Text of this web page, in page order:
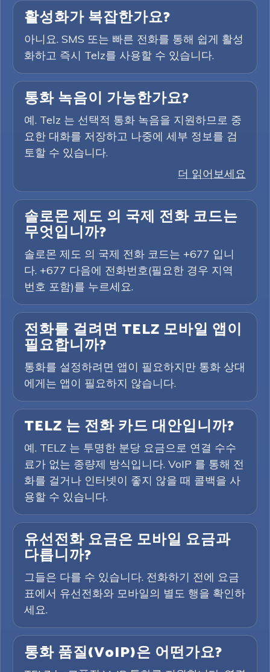
활성화가 복잡한가요?
아니요. SMS 또는 빠른 전화를 통해 쉽게 활성
화하고 즉시 Telz를 사용할 수 있습니다.
통화 녹음이 가능한가요?
예. Telz 는 선택적 통화 녹음을 지원하므로 중
요한 대화를 저장하고 나중에 세부 정보를 검
토할 수 있습니다.
더 읽어보세요
솔로몬 제도 의 국제 전화 코드는
무엇입니까?
솔로몬 제도 의 국제 전화 코드는 +677 입니
다. +677 다음에 전화번호(필요한 경우 지역
번호 포함)를 누르세요.
전화를 걸려면 TELZ 모바일 앱이
필요합니까?
통화를 설정하려면 앱이 필요하지만 통화 상대
에게는 앱이 필요하지 않습니다.
TELZ 는 전화 카드 대안입니까?
예. TELZ 는 투명한 분당 요금으로 연결 수수
료가 없는 종량제 방식입니다. VoIP 를 통해 전
화를 걸거나 인터넷이 좋지 않을 때 콜백을 사
용할 수 있습니다.
유선전화 요금은 모바일 요금과
다릅니까?
그들은 다를 수 있습니다. 전화하기 전에 요금
표에서 유선전화와 모바일의 별도 행을 확인하
세요.
통화 품질(VoIP)은 어떤가요?